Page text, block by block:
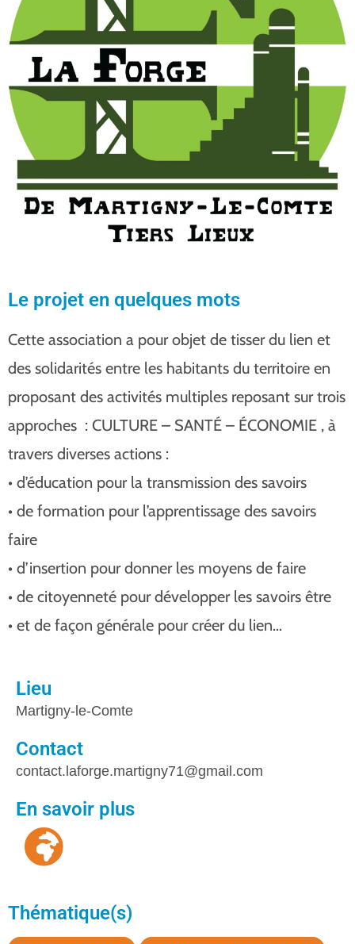
Le projet en quelques mots
Cette association a pour objet de tisser du lien et
des solidarités entre les habitants du territoire en
proposant des activités multiples reposant sur trois
approches : CULTURE – SANTÉ – ÉCONOMIE , à
travers diverses actions :
• d’éducation pour la transmission des savoirs
• de formation pour l’apprentissage des savoirs
faire
• d’insertion pour donner les moyens de faire
• de citoyenneté pour développer les savoirs être
• et de façon générale pour créer du lien…
Lieu
Martigny-le-Comte
Contact
contact.laforge.martigny71@gmail.com
En savoir plus
Thématique(s)